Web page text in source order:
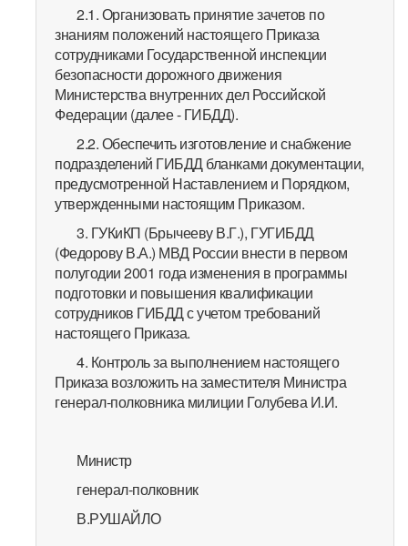
2.1. Организовать принятие зачетов по
знаниям положений настоящего Приказа
сотрудниками Государственной инспекции
безопасности дорожного движения
Министерства внутренних дел Российской
Федерации (далее - ГИБДД).
2.2. Обеспечить изготовление и снабжение
подразделений ГИБДД бланками документации,
предусмотренной Наставлением и Порядком,
утвержденными настоящим Приказом.
3. ГУКиКП (Брычееву В.Г.), ГУГИБДД
(Федорову В.А.) МВД России внести в первом
полугодии 2001 года изменения в программы
подготовки и повышения квалификации
сотрудников ГИБДД с учетом требований
настоящего Приказа.
4. Контроль за выполнением настоящего
Приказа возложить на заместителя Министра
генерал-полковника милиции Голубева И.И.
Министр
генерал-полковник
В.РУШАЙЛО